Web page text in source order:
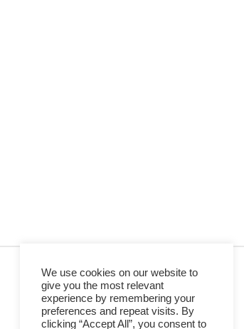
We use cookies on our website to
give you the most relevant
experience by remembering your
preferences and repeat visits. By
clicking “Accept All”, you consent to